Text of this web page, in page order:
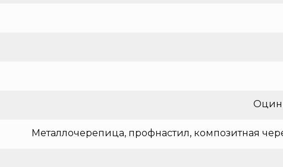
Металлочерепица, профнастил, композитная